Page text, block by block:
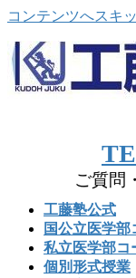
コンテンツへスキ
ご質問
工藤塾公式
国公立医学部
私立医学部コ
個別形式授業